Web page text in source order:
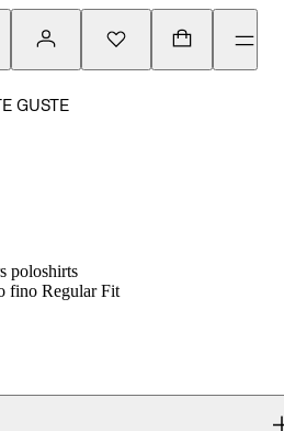
GUSTE
poloshirts
fino Regular Fit